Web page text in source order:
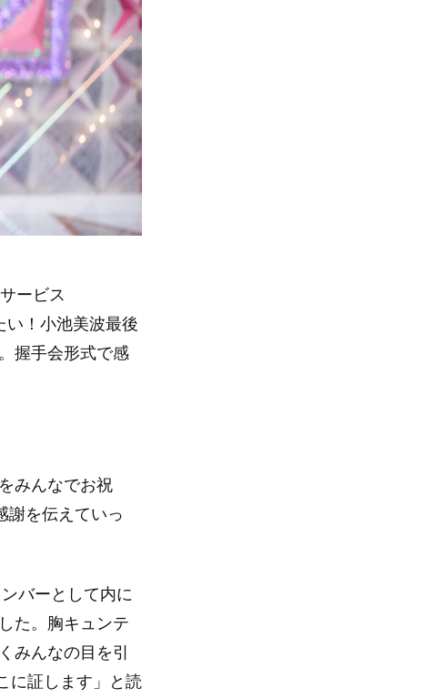
ービス
い！小池美波最後
握手会形式で感
みんなでお祝
謝を伝えていっ
バーとして内に
た。胸キュンテ
みんなの目を引
に証します」と読